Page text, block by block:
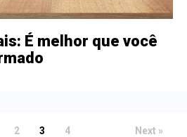
É melhor que você
2 3 4 Next »